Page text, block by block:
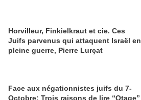
Horvilleur, Finkielkraut et cie. Ces
Juifs parvenus qui attaquent Israël en
pleine guerre, Pierre Lurçat
Face aux négationnistes juifs du 7-
Octobre: Trois raisons de lire “Otage”